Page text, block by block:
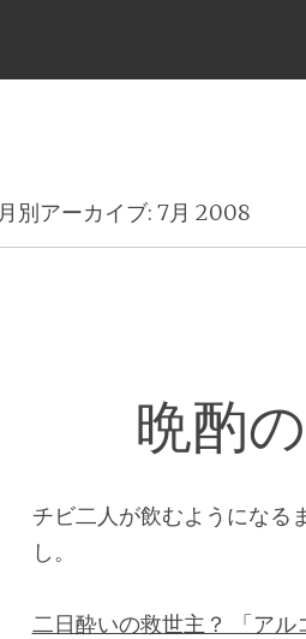
月別アーカイブ: 7月 2008
晩酌
チビ二人が飲むようになる
し。
二日酔いの救世主？ 「ア